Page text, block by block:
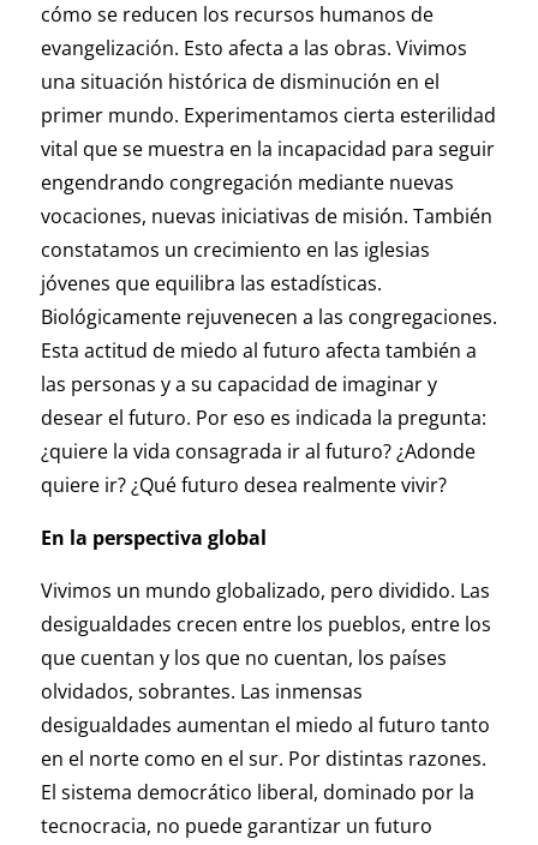
cómo se reducen los recursos humanos de
evangelización. Esto afecta a las obras. Vivimos
una situación histórica de disminución en el
primer mundo. Experimentamos cierta esterilidad
vital que se muestra en la incapacidad para seguir
engendrando congregación mediante nuevas
vocaciones, nuevas iniciativas de misión. También
constatamos un crecimiento en las iglesias
jóvenes que equilibra las estadísticas.
Biológicamente rejuvenecen a las congregaciones.
Esta actitud de miedo al futuro afecta también a
las personas y a su capacidad de imaginar y
desear el futuro. Por eso es indicada la pregunta:
¿quiere la vida consagrada ir al futuro? ¿Adonde
quiere ir? ¿Qué futuro desea realmente vivir?
En la perspectiva global
Vivimos un mundo globalizado, pero dividido. Las
desigualdades crecen entre los pueblos, entre los
que cuentan y los que no cuentan, los países
olvidados, sobrantes. Las inmensas
desigualdades aumentan el miedo al futuro tanto
en el norte como en el sur. Por distintas razones.
El sistema democrático liberal, dominado por la
tecnocracia, no puede garantizar un futuro